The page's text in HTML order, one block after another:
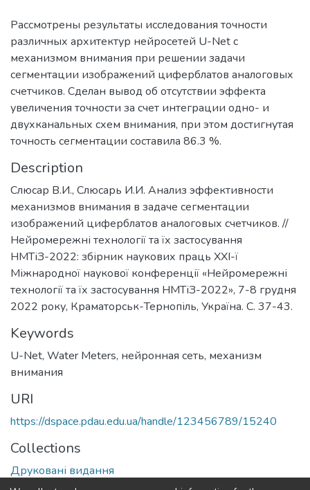
Рассмотрены результаты исследования точности
различных архитектур нейросетей U-Net с
механизмом внимания при решении задачи
сегментации изображений циферблатов аналоговых
счетчиков. Сделан вывод об отсутствии эффекта
увеличения точности за счет интеграции одно- и
двухканальных схем внимания, при этом достигнутая
точность сегментации составила 86.3 %.
Description
Слюсар В.И., Слюсарь И.И. Анализ эффективности
механизмов внимания в задаче сегментации
изображений циферблатов аналоговых счетчиков. //
Нейромережні технології та їх застосування
НМТіЗ-2022: збірник наукових праць XXI-ї
Міжнародної наукової конференції «Нейромережні
технології та їх застосування НМТіЗ-2022», 7-8 грудня
2022 року, Краматорськ-Тернопіль, Україна. С. 37-43.
Keywords
U-Net, Water Meters, нейронная сеть, механизм
внимания
URI
https://dspace.pdau.edu.ua/handle/123456789/15240
Collections
Друковані видання